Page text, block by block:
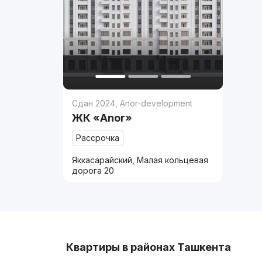
Сдан 2024 ,Anor-development
ЖК «Anor»
Рассрочка
Яккасарайский, Малая кольцевая
дорога 20
Квартиры в районах Ташкента